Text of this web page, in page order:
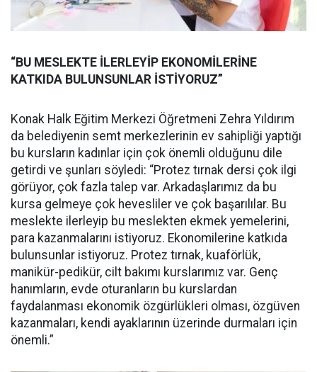
“BU MESLEKTE İLERLEYİP EKONOMİLERİNE
KATKIDA BULUNSUNLAR İSTİYORUZ”
Konak Halk Eğitim Merkezi Öğretmeni Zehra Yıldırım
da belediyenin semt merkezlerinin ev sahipliği yaptığı
bu kursların kadınlar için çok önemli olduğunu dile
getirdi ve şunları söyledi: “Protez tırnak dersi çok ilgi
görüyor, çok fazla talep var. Arkadaşlarımız da bu
kursa gelmeye çok hevesliler ve çok başarılılar. Bu
meslekte ilerleyip bu meslekten ekmek yemelerini,
para kazanmalarını istiyoruz. Ekonomilerine katkıda
bulunsunlar istiyoruz. Protez tırnak, kuaförlük,
manikür-pedikür, cilt bakımı kurslarımız var. Genç
hanımların, evde oturanların bu kurslardan
faydalanması ekonomik özgürlükleri olması, özgüven
kazanmaları, kendi ayaklarının üzerinde durmaları için
önemli.”